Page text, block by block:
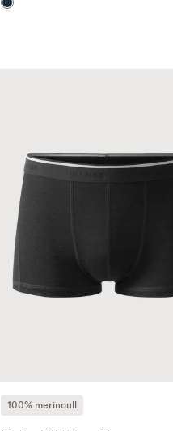
100% merinoull